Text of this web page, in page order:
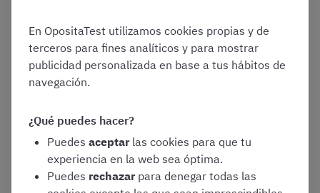
convocatorias anteriores
para el test de Auxiliar
Administrativo de
Madrid?
En OpositaTest utilizamos cookies propias y de
terceros para fines analíticos y para mostrar
publicidad personalizada en base a tus hábitos de
navegación.
¿Qué puedes hacer?
Puedes aceptar las cookies para que tu
experiencia en la web sea óptima.
Puedes rechazar para denegar todas las